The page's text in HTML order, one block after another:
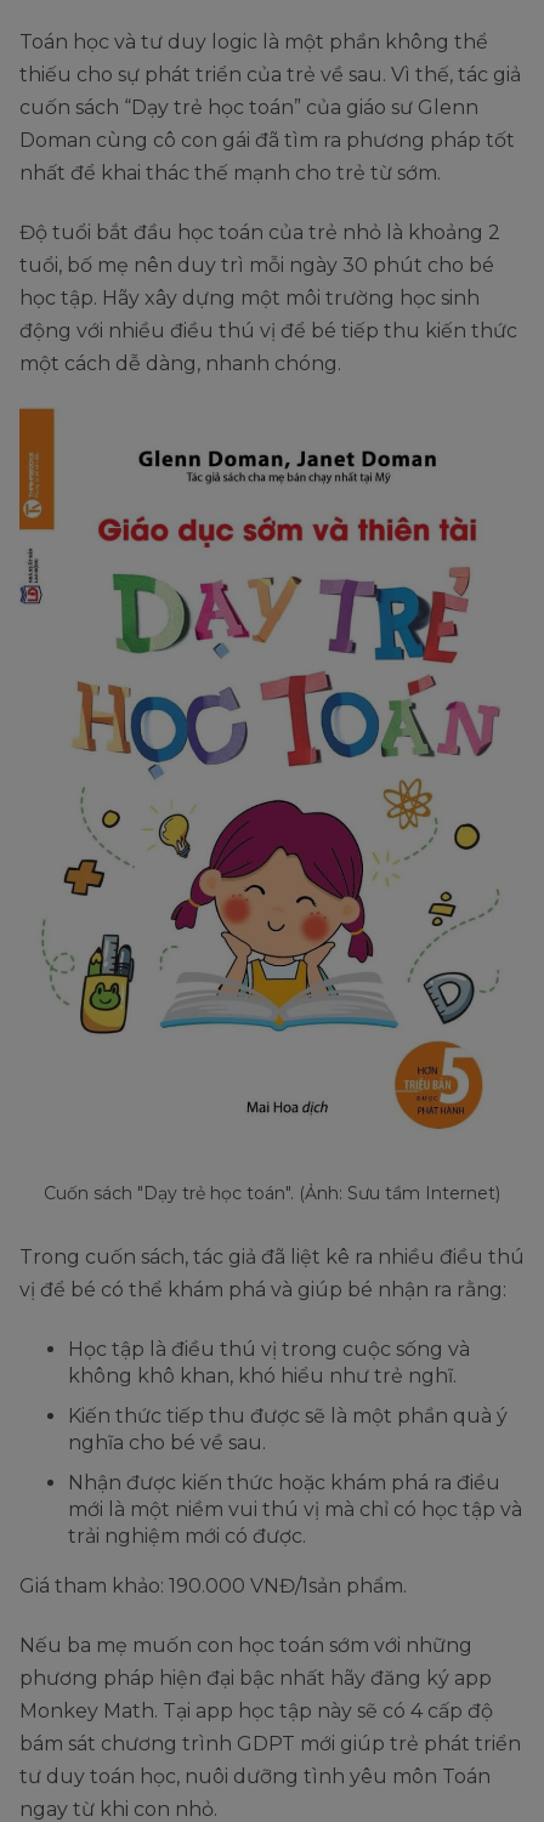
Toán học và tư duy logic là một phần không thể
thiếu cho sự phát triển của trẻ về sau. Vì thế, tác giả
cuốn sách “Dạy trẻ học toán” của giáo sư Glenn
Doman cùng cô con gái đã tìm ra phương pháp tốt
nhất để khai thác thế mạnh cho trẻ từ sớm.
Độ tuổi bắt đầu học toán của trẻ nhỏ là khoảng 2
tuổi, bố mẹ nên duy trì mỗi ngày 30 phút cho bé
học tập. Hãy xây dựng một môi trường học sinh
động với nhiều điều thú vị để bé tiếp thu kiến thức
một cách dễ dàng, nhanh chóng.
Cuốn sách "Dạy trẻ học toán". (Ảnh: Sưu tầm Internet)
Trong cuốn sách, tác giả đã liệt kê ra nhiều điều thú
vị để bé có thể khám phá và giúp bé nhận ra rằng:
Học tập là điều thú vị trong cuộc sống và
không khô khan, khó hiểu như trẻ nghĩ.
Kiến thức tiếp thu được sẽ là một phần quà ý
nghĩa cho bé về sau.
Nhận được kiến thức hoặc khám phá ra điều
mới là một niềm vui thú vị mà chỉ có học tập và
trải nghiệm mới có được.
Giá tham khảo: 190.000 VNĐ/1sản phẩm.
Nếu ba mẹ muốn con học toán sớm với những
phương pháp hiện đại bậc nhất hãy đăng ký app
Monkey Math. Tại app học tập này sẽ có 4 cấp độ
bám sát chương trình GDPT mới giúp trẻ phát triển
tư duy toán học, nuôi dưỡng tình yêu môn Toán
ngay từ khi con nhỏ.